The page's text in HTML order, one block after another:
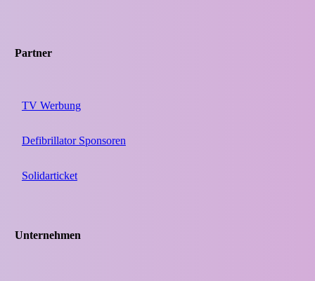
Partner
TV Werbung
Defibrillator Sponsoren
Solidarticket
Unternehmen